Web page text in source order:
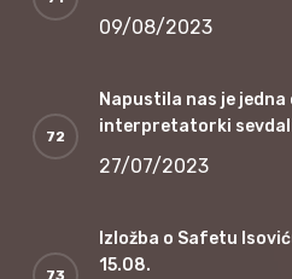
09/08/2023
Napustila nas je
interpretatorki
27/07/2023
Izložba o Safetu
15.08.